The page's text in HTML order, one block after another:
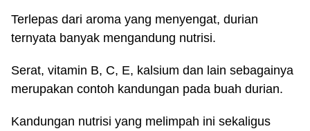
Terlepas dari aroma yang menyengat, durian
ternyata banyak mengandung nutrisi.
Serat, vitamin B, C, E, kalsium dan lain sebagainya
merupakan contoh kandungan pada buah durian.
Kandungan nutrisi yang melimpah ini sekaligus